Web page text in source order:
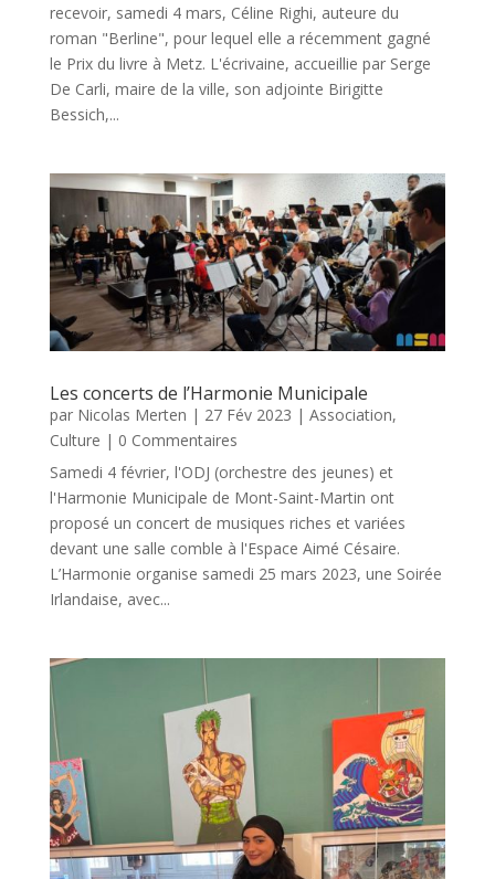
recevoir, samedi 4 mars, Céline Righi, auteure du
roman "Berline", pour lequel elle a récemment gagné
le Prix du livre à Metz. L'écrivaine, accueillie par Serge
De Carli, maire de la ville, son adjointe Birigitte
Bessich,...
Les concerts de l’Harmonie Municipale
par Nicolas Merten | 27 Fév 2023 | Association,
Culture | 0 Commentaires
Samedi 4 février, l'ODJ (orchestre des jeunes) et
l'Harmonie Municipale de Mont-Saint-Martin ont
proposé un concert de musiques riches et variées
devant une salle comble à l'Espace Aimé Césaire.
L’Harmonie organise samedi 25 mars 2023, une Soirée
Irlandaise, avec...